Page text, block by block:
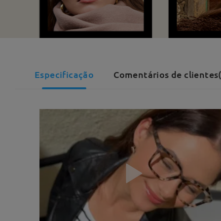
Especificação Comentários de